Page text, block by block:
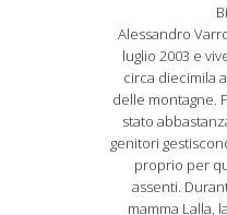
Alessandro
luglio 2003 e
circa diecimila
delle montagne.
stato
genitori
proprio per
assenti.
mamma Lalla,